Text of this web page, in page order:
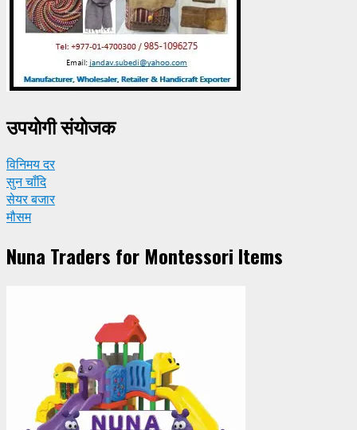
उपयाेगी संयाेजक
विनिमय दर
सुन चाँदि
सेयर बजार
मौसम
Nuna Traders for Montessori Items